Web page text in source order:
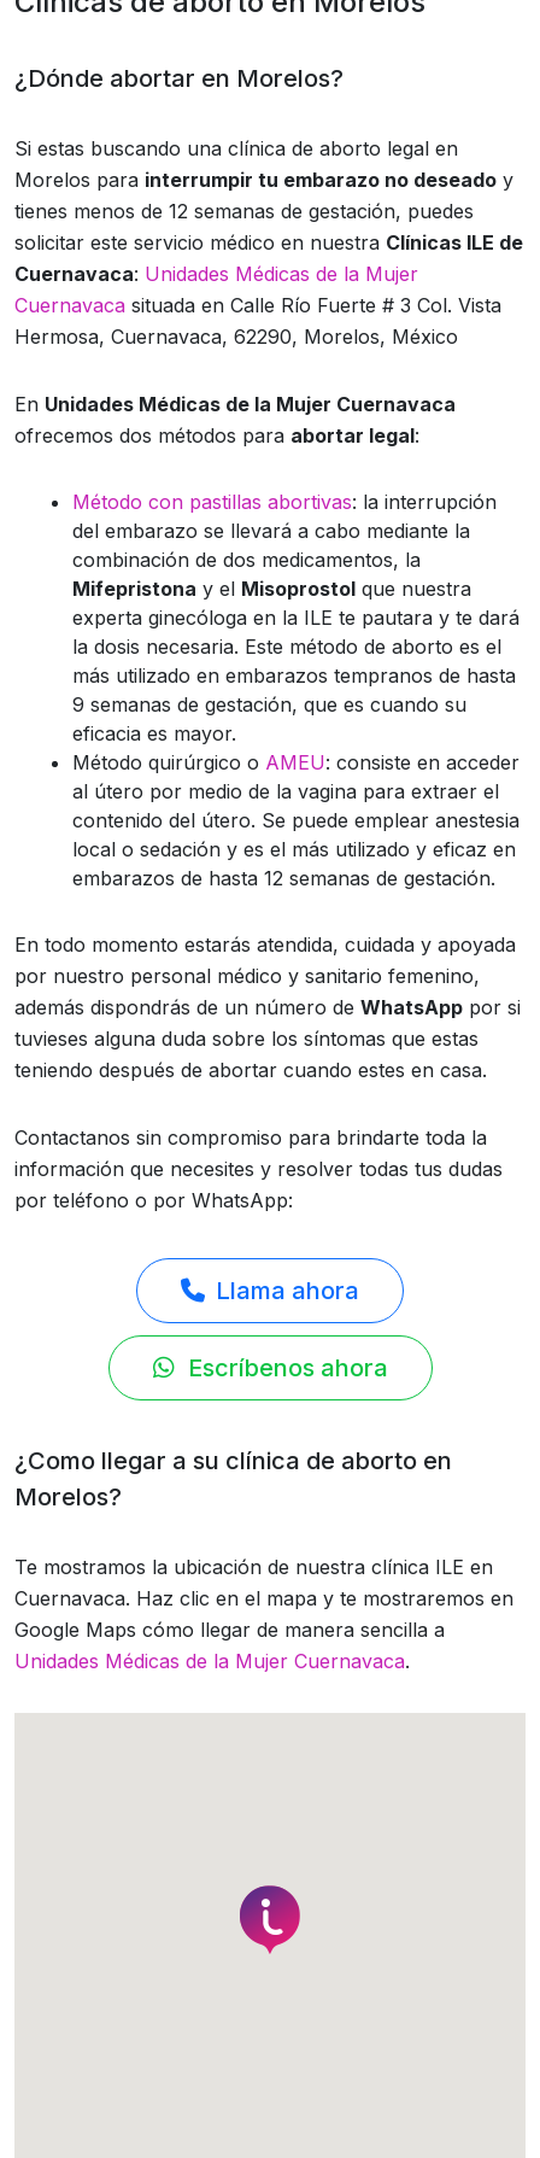
¿Dónde abortar en Morelos?
Si estas buscando una clínica de aborto legal en
Morelos para interrumpir tu embarazo no deseado y
tienes menos de 12 semanas de gestación, puedes
solicitar este servicio médico en nuestra Clínicas ILE de
Cuernavaca: Unidades Médicas de la Mujer
Cuernavaca situada en Calle Río Fuerte # 3 Col. Vista
Hermosa, Cuernavaca, 62290, Morelos, México
En Unidades Médicas de la Mujer Cuernavaca
ofrecemos dos métodos para abortar legal:
Método con pastillas abortivas: la interrupción
del embarazo se llevará a cabo mediante la
combinación de dos medicamentos, la
Mifepristona y el Misoprostol que nuestra
experta ginecóloga en la ILE te pautara y te dará
la dosis necesaria. Este método de aborto es el
más utilizado en embarazos tempranos de hasta
9 semanas de gestación, que es cuando su
eficacia es mayor.
Método quirúrgico o AMEU: consiste en acceder
al útero por medio de la vagina para extraer el
contenido del útero. Se puede emplear anestesia
local o sedación y es el más utilizado y eficaz en
embarazos de hasta 12 semanas de gestación.
En todo momento estarás atendida, cuidada y apoyada
por nuestro personal médico y sanitario femenino,
además dispondrás de un número de WhatsApp por si
tuvieses alguna duda sobre los síntomas que estas
teniendo después de abortar cuando estes en casa.
Contactanos sin compromiso para brindarte toda la
información que necesites y resolver todas tus dudas
por teléfono o por WhatsApp:
Llama ahora
Escríbenos ahora
¿Como llegar a su clínica de aborto en
Morelos?
Te mostramos la ubicación de nuestra clínica ILE en
Cuernavaca. Haz clic en el mapa y te mostraremos en
Google Maps cómo llegar de manera sencilla a
Unidades Médicas de la Mujer Cuernavaca.